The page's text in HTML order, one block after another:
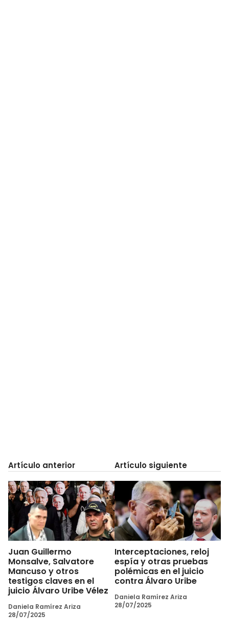
Artículo anterior
Juan Guillermo
Monsalve, Salvatore
Mancuso y otros
testigos claves en el
juicio Álvaro Uribe Vélez
Daniela Ramírez Ariza
28/07/2025
Artículo siguiente
Interceptaciones, reloj
espía y otras pruebas
polémicas en el juicio
contra Álvaro Uribe
Daniela Ramírez Ariza
28/07/2025